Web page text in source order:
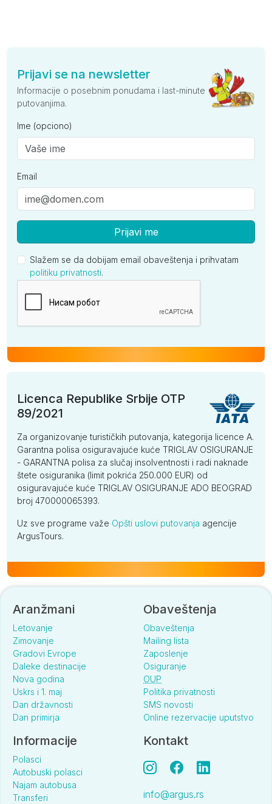
Prijavi se na newsletter
Informacije o posebnim ponudama i last-minute
putovanjima.
Ime (opciono)
Email
Prijavi me
Slažem se da dobijam email obaveštenja i prihvatam
politiku privatnosti.
Licenca Republike Srbije OTP
89/2021
Za organizovanje turističkih putovanja, kategorija licence A.
Garantna polisa osiguravajuće kuće TRIGLAV OSIGURANJE
- GARANTNA polisa za slučaj insolventnosti i radi naknade
štete osiguranika (limit pokrića 250.000 EUR) od
osiguravajuće kuće TRIGLAV OSIGURANJE ADO BEOGRAD
broj 470000065393.
Uz sve programe važe Opšti uslovi putovanja agencije
ArgusTours.
Aranžmani
Letovanje
Zimovanje
Gradovi Evrope
Daleke destinacije
Nova godina
Uskrs i 1. maj
Dan državnosti
Dan primirja
Obaveštenja
Obaveštenja
Mailing lista
Zaposlenje
Osiguranje
OUP
Politika privatnosti
SMS novosti
Online rezervacije uputstvo
Informacije
Polasci
Autobuski polasci
Najam autobusa
Transferi
Kontakt
info@argus.rs